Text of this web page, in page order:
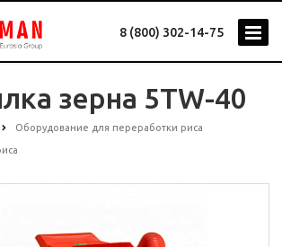
8 (800) 302-14-75
зерна 5TW-40
Оборудование для переработки риса